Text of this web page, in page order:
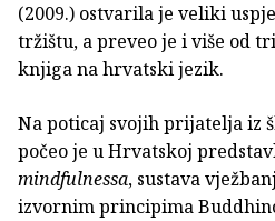
(2009.) ostvarila je veliki
tržištu, a preveo je i više od
knjiga na hrvatski jezik.
Na poticaj svojih prijatelja iz
počeo je u Hrvatskoj
mindfulnessa, sustava
izvornim principima